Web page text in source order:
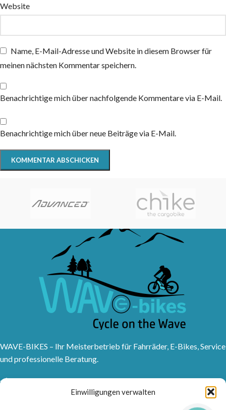
Einwilligungen verwalten
Website
Name, E-Mail-Adresse und Website in diesem Browser für
meinen nächsten Kommentar speichern.
Benachrichtige mich über nachfolgende Kommentare via E-Mail.
Benachrichtige mich über neue Beiträge via E-Mail.
WAVE-BIKES – Ihr Meisterbetrieb für Fahrräder, E-Bikes, Service
und professionelle Beratung.
Sanddornweg 10, 53773 Hennef (Sieg)
Tel: 02242 9176417